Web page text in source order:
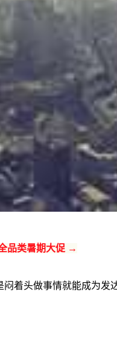
品类暑期大促 →
闷着头做事情就能成为发